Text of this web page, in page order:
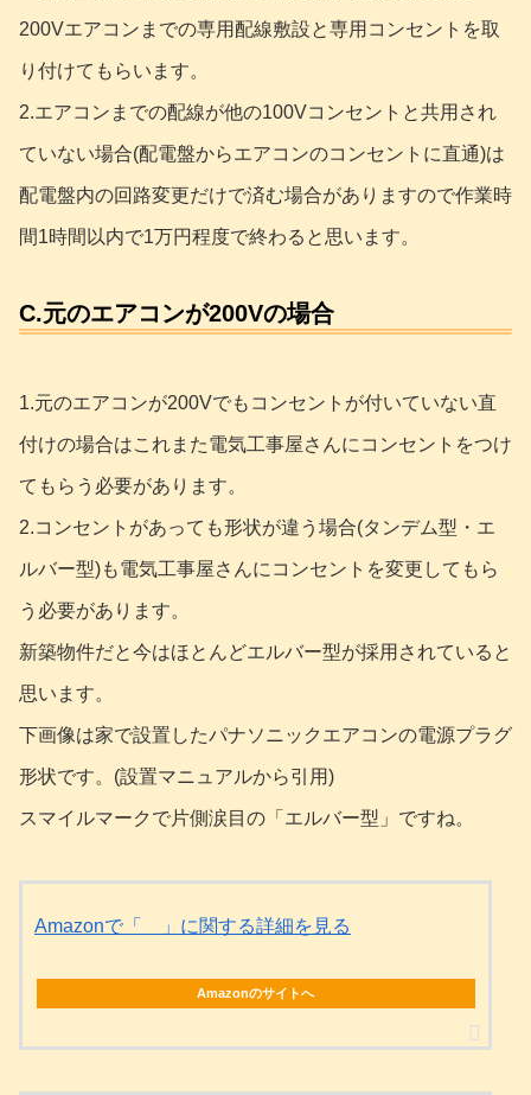
200Vエアコンまでの専用配線敷設と専用コンセントを取
り付けてもらいます。
2.エアコンまでの配線が他の100Vコンセントと共用され
ていない場合(配電盤からエアコンのコンセントに直通)は
配電盤内の回路変更だけで済む場合がありますので作業時
間1時間以内で1万円程度で終わると思います。
C.元のエアコンが200Vの場合
1.元のエアコンが200Vでもコンセントが付いていない直
付けの場合はこれまた電気工事屋さんにコンセントをつけ
てもらう必要があります。
2.コンセントがあっても形状が違う場合(タンデム型・エ
ルバー型)も電気工事屋さんにコンセントを変更してもら
う必要があります。
新築物件だと今はほとんどエルバー型が採用されていると
思います。
下画像は家で設置したパナソニックエアコンの電源プラグ
形状です。(設置マニュアルから引用)
スマイルマークで片側涙目の「エルバー型」ですね。
Amazonで「 」に関する詳細を見る
Amazonのサイトへ